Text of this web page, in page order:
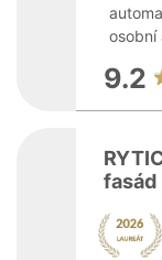
osobní
9.2
fasád